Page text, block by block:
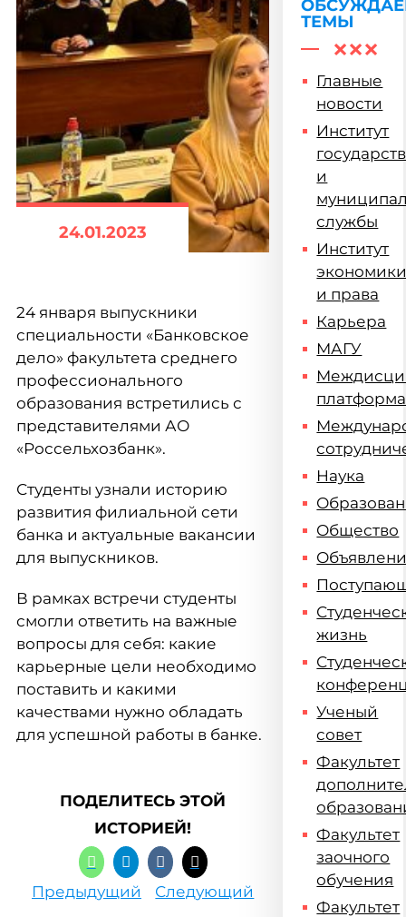
24.01.2023
24 января выпускники
специальности «Банковское
дело» факультета среднего
профессионального
образования встретились с
представителями АО
«Россельхозбанк».
Студенты узнали историю
развития филиальной сети
банка и актуальные вакансии
для выпускников.
В рамках встречи студенты
смогли ответить на важные
вопросы для себя: какие
карьерные цели необходимо
поставить и какими
качествами нужно обладать
для успешной работы в банке.
ПОДЕЛИТЕСЬ ЭТОЙ
ИСТОРИЕЙ!
Предыдущий Следующий
ТЕМЫ
Главные
новости
Институт
и
службы
Институт
и права
Карьера
МАГУ
платформа
Наука
Общество
жизнь
Ученый
совет
Факультет
Факультет
заочного
обучения
Факультет